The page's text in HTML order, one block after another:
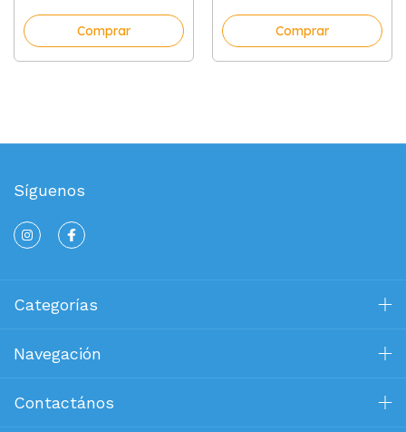
Comprar Comprar
Síguenos
Categorías
Navegación
Contactános